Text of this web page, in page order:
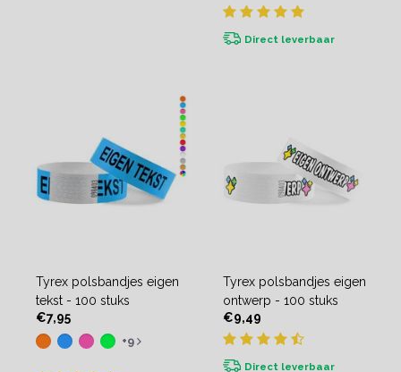
Direct leverbaar
Tyrex polsbandjes eigen
tekst - 100 stuks
€7,95
+9
Tyrex polsbandjes eigen
ontwerp - 100 stuks
€9,49
Direct leverbaar